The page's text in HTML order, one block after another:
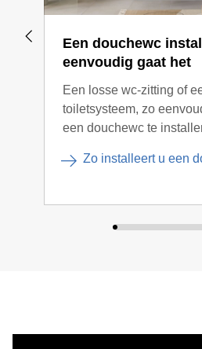
Een douchewc
eenvoudig gaat het
Een losse wc-zitting of
toiletsysteem, zo
een douchewc te
Zo installeert u een